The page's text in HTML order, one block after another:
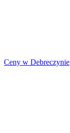
Ceny w Debreczynie